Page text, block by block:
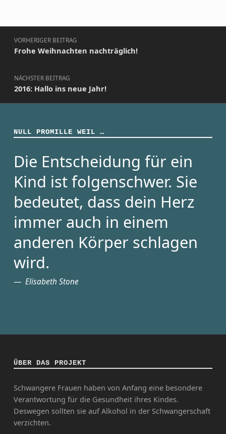
Beitragsnavigation
VORHERIGER BEITRAG
Frohe Weihnachten nachträglich!
NÄCHSTER BEITRAG
2016: Hallo ins neue Jahr!
NULL PROMILLE WEIL …
Die Entscheidung für ein
Kind ist folgenschwer. Sie
bedeutet, dass dein Herz
immer auch in einem
anderen Körper schlagen
wird.
Elisabeth Stone
ÜBER DAS PROJEKT
Schwangere Frauen haben von Anfang eine besondere
Verantwortung für die Gesundheit ihres Kindes.
Deswegen sollten sie auf Alkohol in der Schwangerschaft
verzichten.